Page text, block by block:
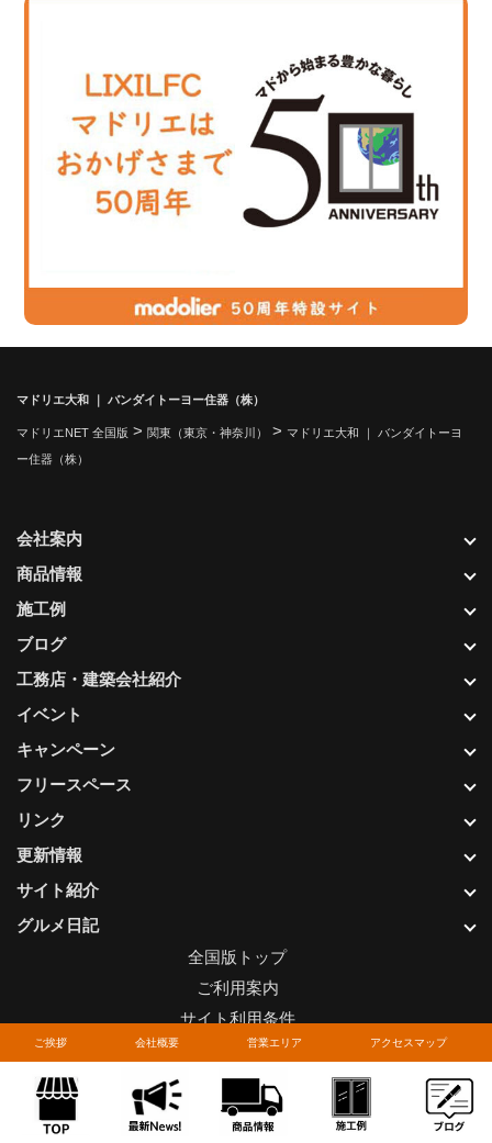
ご挨拶 会社概要 営業エリア アクセスマップ
マドリエ大和 ｜ バンダイトーヨー住器（株）
マドリエNET 全国版 > 関東（東京・神奈川） > マドリエ大和 ｜ バンダイトーヨ
ー住器（株）
更新情報
サイト紹介
グルメ日記
会社案内
商品情報
施工例
ブログ
工務店・建築会社紹介
イベント
キャンペーン
フリースペース
リンク
全国版トップ
ご利用案内
サイト利用条件
プライバシーポリシー
関連リンク
お問い合わせについて